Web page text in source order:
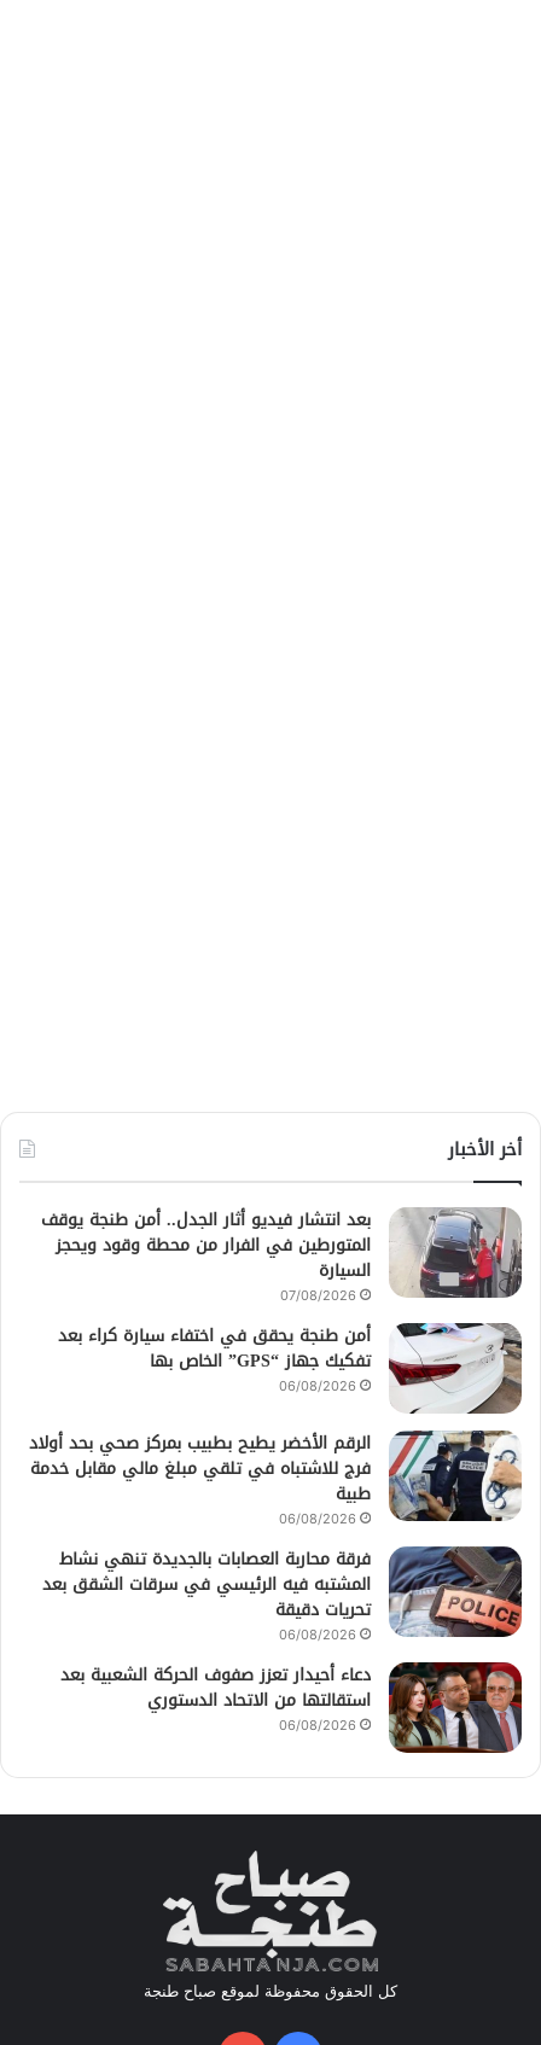
أخر الأخبار
بعد انتشار فيديو أثار الجدل.. أمن طنجة يوقف
المتورطين في الفرار من محطة وقود ويحجز
السيارة
07/08/2026
أمن طنجة يحقق في اختفاء سيارة كراء بعد
تفكيك جهاز “GPS” الخاص بها
06/08/2026
الرقم الأخضر يطيح بطبيب بمركز صحي بحد أولاد
فرج للاشتباه في تلقي مبلغ مالي مقابل خدمة
طبية
06/08/2026
فرقة محاربة العصابات بالجديدة تنهي نشاط
المشتبه فيه الرئيسي في سرقات الشقق بعد
تحريات دقيقة
06/08/2026
دعاء أحيدار تعزز صفوف الحركة الشعبية بعد
استقالتها من الاتحاد الدستوري
06/08/2026
كل الحقوق محفوظة لموقع صباح طنجة